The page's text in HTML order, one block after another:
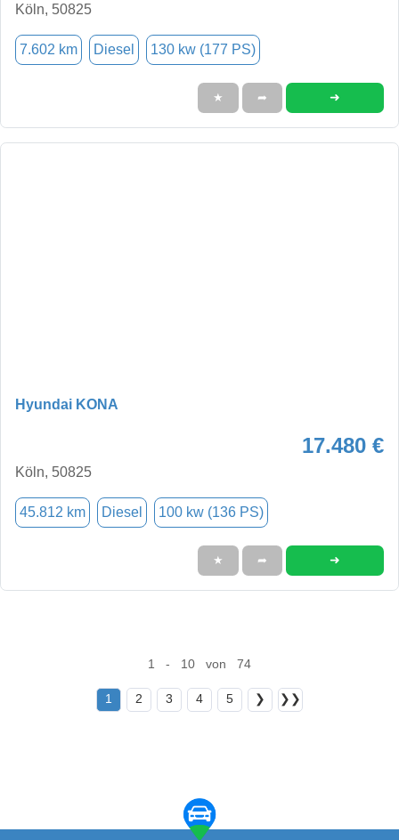
Köln, 50825
7.602 km Diesel 130 kw (177 PS)
★ ➦ ➜
Hyundai KONA
17.480 €
Köln, 50825
45.812 km Diesel 100 kw (136 PS)
★ ➦ ➜
1 - 10 von 74
1 2 3 4 5 ❯ ❯❯